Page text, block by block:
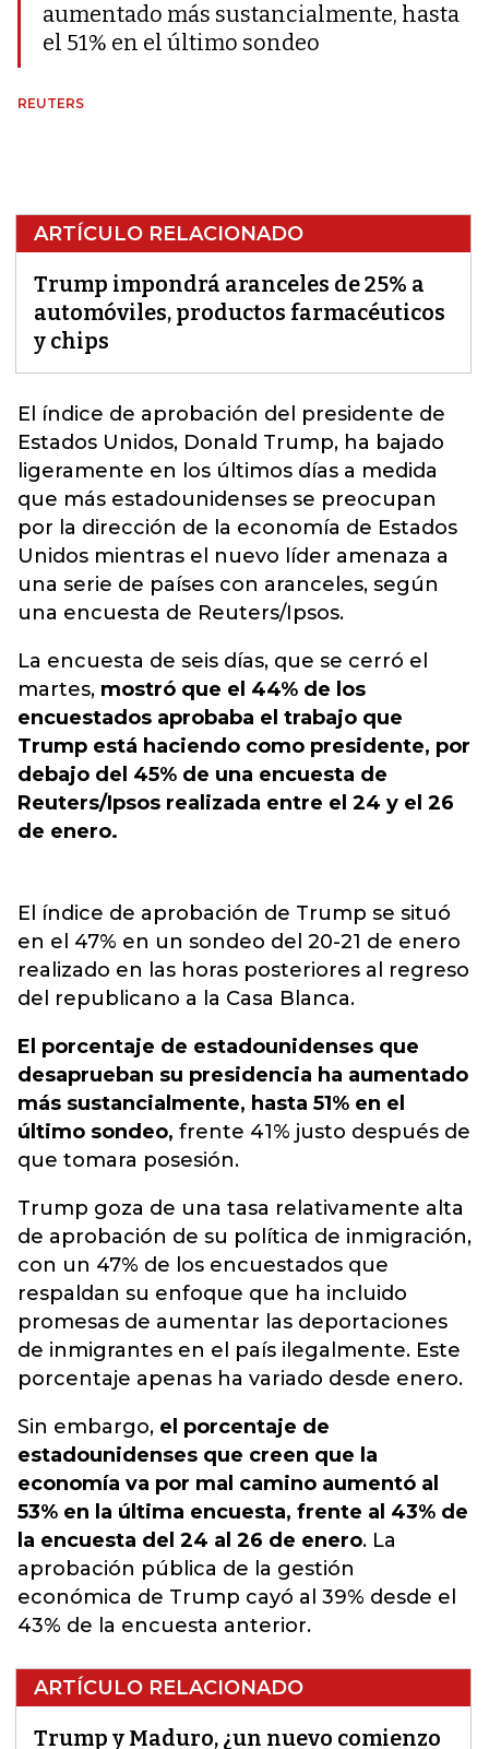
aumentado más sustancialmente, hasta
el 51% en el último sondeo
REUTERS
ARTÍCULO RELACIONADO
Trump impondrá aranceles de 25% a
automóviles, productos farmacéuticos
y chips
El índice de aprobación del presidente de
Estados Unidos, Donald Trump, ha bajado
ligeramente en los últimos días a medida
que más estadounidenses se preocupan
por la dirección de la economía de Estados
Unidos mientras el nuevo líder amenaza a
una serie de países con aranceles, según
una encuesta de Reuters/Ipsos.
La encuesta de seis días, que se cerró el
martes, mostró que el 44% de los
encuestados aprobaba el trabajo que
Trump está haciendo como presidente, por
debajo del 45% de una encuesta de
Reuters/Ipsos realizada entre el 24 y el 26
de enero.
El índice de aprobación de Trump se situó
en el 47% en un sondeo del 20-21 de enero
realizado en las horas posteriores al regreso
del republicano a la Casa Blanca.
El porcentaje de estadounidenses que
desaprueban su presidencia ha aumentado
más sustancialmente, hasta 51% en el
último sondeo, frente 41% justo después de
que tomara posesión.
Trump goza de una tasa relativamente alta
de aprobación de su política de inmigración,
con un 47% de los encuestados que
respaldan su enfoque que ha incluido
promesas de aumentar las deportaciones
de inmigrantes en el país ilegalmente. Este
porcentaje apenas ha variado desde enero.
Sin embargo, el porcentaje de
estadounidenses que creen que la
economía va por mal camino aumentó al
53% en la última encuesta, frente al 43% de
la encuesta del 24 al 26 de enero. La
aprobación pública de la gestión
económica de Trump cayó al 39% desde el
43% de la encuesta anterior.
ARTÍCULO RELACIONADO
Trump y Maduro, ¿un nuevo comienzo